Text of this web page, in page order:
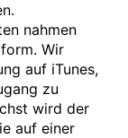
nahmen
Wir
auf iTunes,
zu
wird der
auf einer